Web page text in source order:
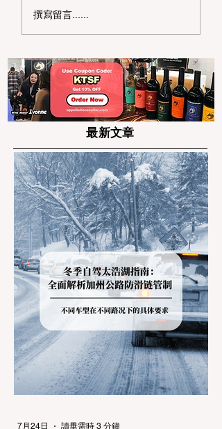
原生家庭会影响哪方
撰寫留言......
最新文章
7月24日 讀畢需時 3 分鐘